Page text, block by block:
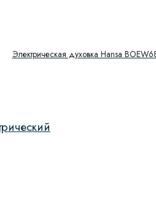
Электрическая духовка Hansa